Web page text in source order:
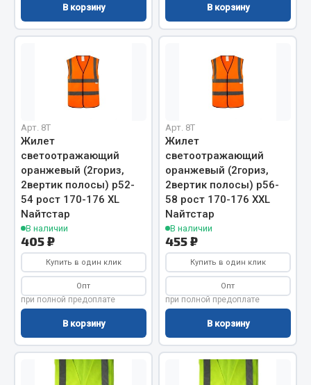
Аксессуары автомобильные
Аптечки и знаки автомобильные
Вентиляторы кабины
Весь раздел
Смазочные материалы
Масла
Охладжающие жидкости
Технические жидкости
МЕТИЗЫ
В корзину В корзину
Арт. 8T
Жилет
светоотражающий
оранжевый (2гориз,
2вертик полосы) р52-
54 рост 170-176 XL
Nайтстар
В наличии
405 ₽
Купить в один клик
Опт
при полной предоплате
В корзину
Арт. 8T
Жилет
светоотражающий
оранжевый (2гориз,
2вертик полосы) р56-
58 рост 170-176 XXL
Nайтстар
В наличии
455 ₽
Купить в один клик
Опт
при полной предоплате
В корзину